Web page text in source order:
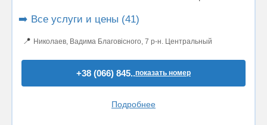
➡️ Все услуги и цены (41)
📍 Николаев, Вадима Благовісного, 7 р-н. Центральный
+38 (066) 845..показать номер
Подробнее